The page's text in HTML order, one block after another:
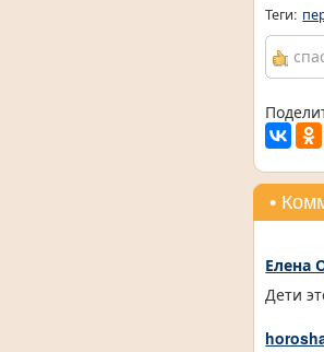
Теги:
•
Елена
Дети